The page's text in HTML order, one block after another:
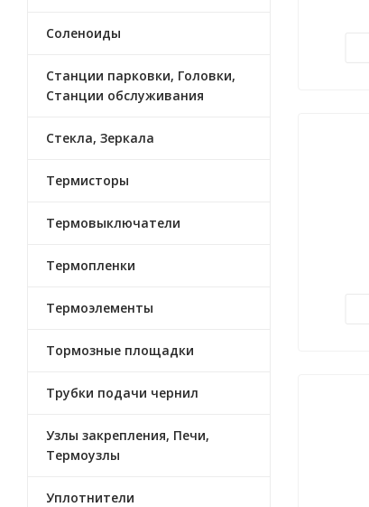
Соленоиды
Станции парковки, Головки,
Станции обслуживания
Стекла, Зеркала
Термисторы
Термовыключатели
Термопленки
Термоэлементы
Тормозные площадки
Трубки подачи чернил
Узлы закрепления, Печи,
Термоузлы
Уплотнители